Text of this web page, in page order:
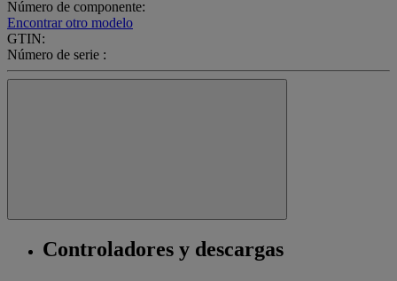
Número de componente:
Encontrar otro modelo
GTIN:
Número de serie :
Controladores y descargas